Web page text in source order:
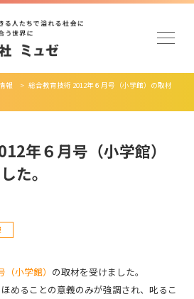
報 > 総合教育技術 2012年６月号（小学館）の取材
年６月号（小学館）
た。
小学館） の取材を受けました。
めることの意義のみが強調され、叱るこ